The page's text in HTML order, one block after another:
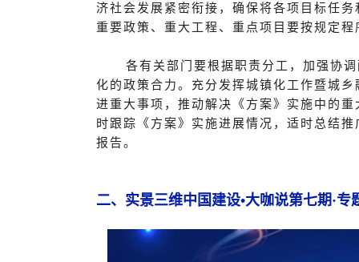
济社会发展紧密衔接，确保将各项目标任
重要政策、重大工程、重点项目要按规定程
各有关部门要根据职责分工，加强协
化的政策合力。充分发挥城镇化工作暨城
进重大事项，推动解决《方案》实施中的
时跟踪《方案》实施进展情况，适时总结
报告。
二、 实景三维中国建设•大咖说第七期·专